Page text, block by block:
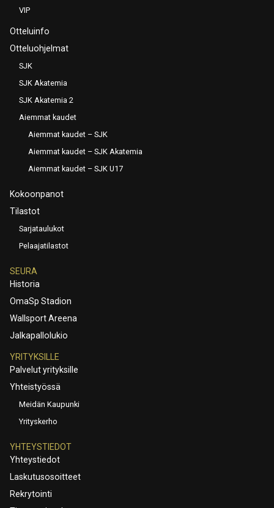
VIP
Otteluinfo
Otteluohjelmat
SJK
SJK Akatemia
SJK Akatemia 2
Aiemmat kaudet
Aiemmat kaudet – SJK
Aiemmat kaudet – SJK Akatemia
Aiemmat kaudet – SJK U17
Kokoonpanot
Tilastot
Sarjataulukot
Pelaajatilastot
SEURA
Historia
OmaSp Stadion
Wallsport Areena
Jalkapallolukio
YRITYKSILLE
Palvelut yrityksille
Yhteistyössä
Meidän Kaupunki
Yrityskerho
YHTEYSTIEDOT
Yhteystiedot
Laskutusosoitteet
Rekrytointi